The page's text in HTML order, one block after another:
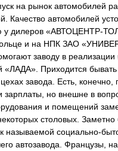
на рынок автомобилей
Качество автомобилей
у дилеров «АВТОЦЕНТР-
и на НПК ЗАО
заводу в
«ЛАДА». Приходится
завода. Есть,
но внешне в
и помещений
столовых.
называемой социально-
автозавода. Французы,